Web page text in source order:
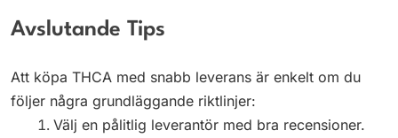
Avslutande Tips
Att köpa THCA med snabb leverans är enkelt om du
följer några grundläggande riktlinjer:
Välj en pålitlig leverantör med bra recensioner.